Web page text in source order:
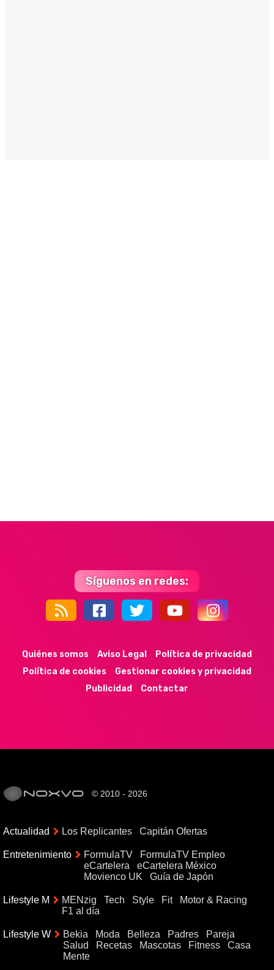
Síguenos en redes:
44k 9k 35k 352
Quiénes somos Aviso Legal
Política de privacidad
Política de cookies
Gestionar cookies y privacidad
Publicidad
Contactar
© 2010 - 2026
Actualidad Los Replicantes Capitán Ofertas
Entretenimiento FormulaTV
FormulaTV Empleo
eCartelera
eCartelera México
Movienco UK
Guía de Japón
Lifestyle M MENzig Tech Style Fit
Motor & Racing
F1 al día
Lifestyle W Bekia Moda Belleza Padres
Pareja
Salud
Recetas Mascotas Fitness
Casa
Mente